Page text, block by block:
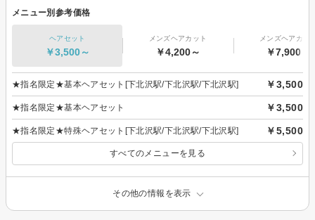
メニュー別参考価格
ヘアセット
￥3,500～
メンズヘアカット
￥4,200～
メンズヘアカラ
￥7,900～
★指名限定★基本ヘアセット[下北沢駅/下北沢駅/下北沢駅] ￥3,500
★指名限定★基本ヘアセット ￥3,500
★指名限定★特殊ヘアセット[下北沢駅/下北沢駅/下北沢駅] ￥5,500
すべてのメニューを見る
その他の情報を表示